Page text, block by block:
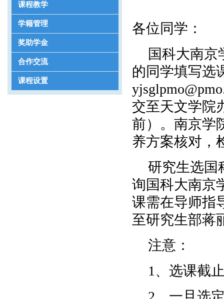
课程教学
学籍管理
奖助学金
合作交流
课程设置
各位同学：
国科大南京
的同学填写选
交至天文学院
前）。南京学
养方案核对，
研究生选国
询国科大南京
课需在导师指
至研究生部蒋
注意：
1、选课截